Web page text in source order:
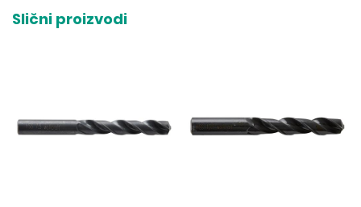
Slični proizvodi